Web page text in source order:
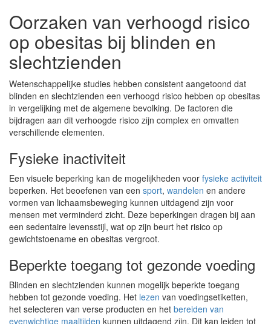
Oorzaken van verhoogd risico
op obesitas bij blinden en
slechtzienden
Wetenschappelijke studies hebben consistent aangetoond dat
blinden en slechtzienden een verhoogd risico hebben op obesitas
in vergelijking met de algemene bevolking. De factoren die
bijdragen aan dit verhoogde risico zijn complex en omvatten
verschillende elementen.
Fysieke inactiviteit
Een visuele beperking kan de mogelijkheden voor fysieke activiteit
beperken. Het beoefenen van een sport, wandelen en andere
vormen van lichaamsbeweging kunnen uitdagend zijn voor
mensen met verminderd zicht. Deze beperkingen dragen bij aan
een sedentaire levensstijl, wat op zijn beurt het risico op
gewichtstoename en obesitas vergroot.
Beperkte toegang tot gezonde voeding
Blinden en slechtzienden kunnen mogelijk beperkte toegang
hebben tot gezonde voeding. Het lezen van voedingsetiketten,
het selecteren van verse producten en het bereiden van
evenwichtige maaltijden kunnen uitdagend zijn. Dit kan leiden tot